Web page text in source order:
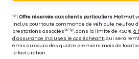
⁽⁴⁾| Offre réservée aux clients particuliers Matmut
inclus pour toute commande de véhicule neuf ou
prestations associés⁽³⁾ ⁽⁵⁾, dans la limite de 450 €, à
d’assurance incluses le cas échéant , qui sera
émis au cours des quatre premiers mois de
la facturation.